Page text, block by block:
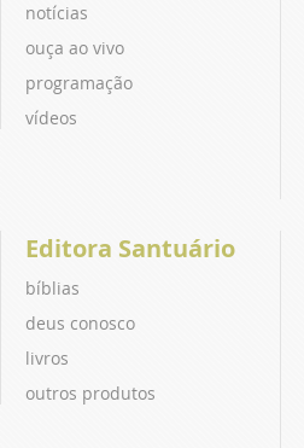
notícias
ouça ao vivo
programação
vídeos
Editora Santuário
bíblias
deus conosco
livros
outros produtos